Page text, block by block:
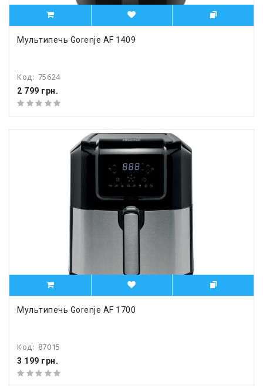
Мультипечь Gorenje AF 1409
Код: 75624
2 799 грн.
Мультипечь Gorenje AF 1700
Код: 87015
3 199 грн.